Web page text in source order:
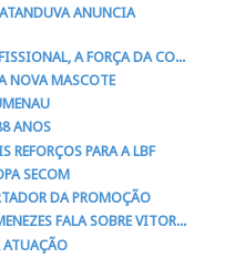
ANUNCIA
A FORÇA DA CO...
NOVA MASCOTE
ANOS
PARA A LBF
SECOM
DA PROMOÇÃO
FALA SOBRE VITOR...